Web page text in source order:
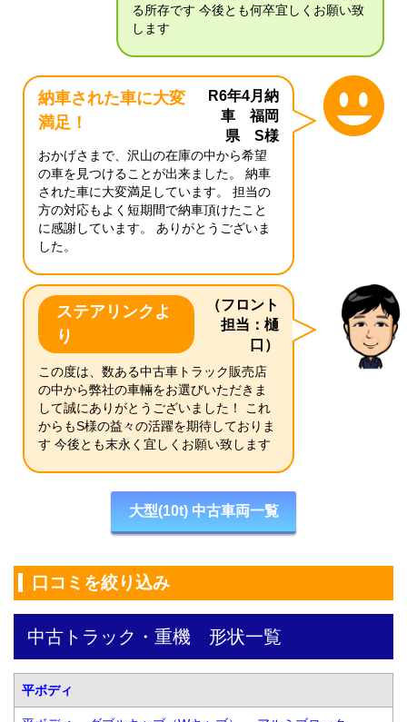
る所存です 今後とも何卒宜しくお願い致
します
納車された車に大変
満足！
R6年4月納
車 福岡
県 S様
おかげさまで、沢山の在庫の中から希望
の車を見つけることが出来ました。 納車
された車に大変満足しています。 担当の
方の対応もよく短期間で納車頂けたこと
に感謝しています。 ありがとうございま
した。
ステアリンクよ
り
（フロント
担当：樋
口）
この度は、数ある中古車トラック販売店
の中から弊社の車輛をお選びいただきま
して誠にありがとうございました！ これ
からもS様の益々の活躍を期待しておりま
す 今後とも末永く宜しくお願い致します
大型(10t) 中古車両一覧
口コミを絞り込み
中古トラック・重機　形状一覧
平ボディ